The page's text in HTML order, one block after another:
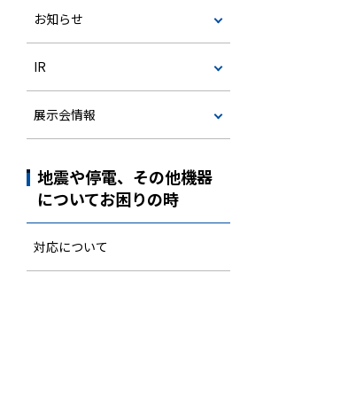
お知らせ
IR
展示会情報
地震や停電、その他機器
についてお困りの時
対応について